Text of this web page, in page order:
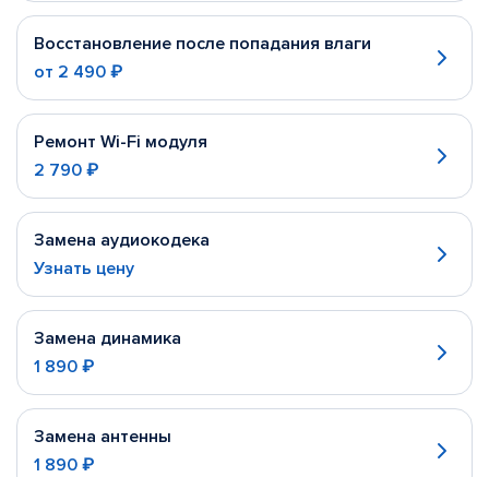
Восстановление после попадания влаги
от 2 490 ₽
Ремонт Wi-Fi модуля
2 790 ₽
Замена аудиокодека
Узнать цену
Замена динамика
1 890 ₽
Замена антенны
1 890 ₽